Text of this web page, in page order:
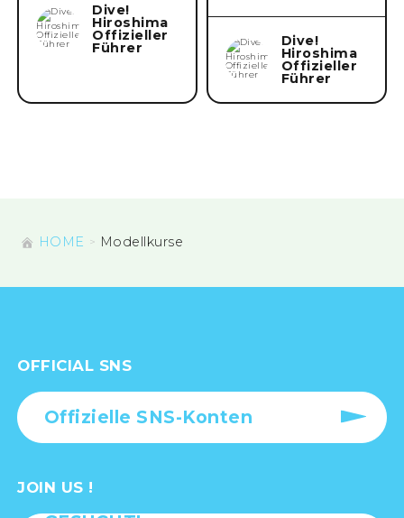
Dive!
Hiroshima
Offizieller
Führer Dive!
Hiroshima
Offizieller
Führer
HOME Modellkurse
OFFICIAL SNS
Offizielle SNS-Konten
JOIN US !